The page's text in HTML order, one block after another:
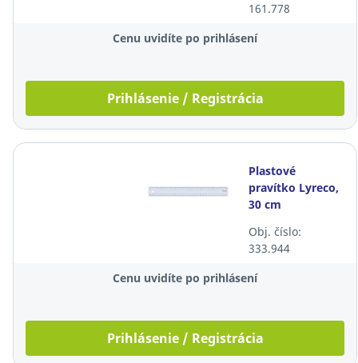
161.778
Cenu uvidíte po prihlásení
Prihlásenie / Registrácia
Plastové
pravítko Lyreco,
30 cm
Obj. číslo:
333.944
Cenu uvidíte po prihlásení
Prihlásenie / Registrácia